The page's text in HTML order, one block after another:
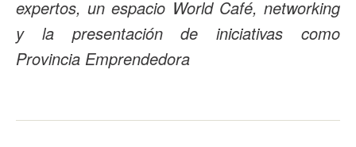
expertos, un espacio World Café, networking
y la presentación de iniciativas como
Provincia Emprendedora